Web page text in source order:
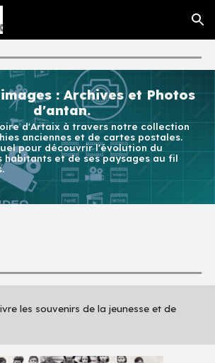
Skip to navigation
: Archives et Photos
d'antan.
d'Artaix à travers notre collection
anciennes et de cartes postales.
pour découvrir l'évolution du
habitants et de ses paysages au fil
les souvenirs de la jeunesse et de